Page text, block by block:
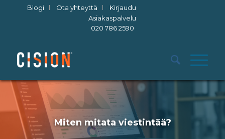
Blogi Ota yhteyttä
Kirjaudu
Asiakaspalvelu
020 786 2590
Miten mitata viestintää?